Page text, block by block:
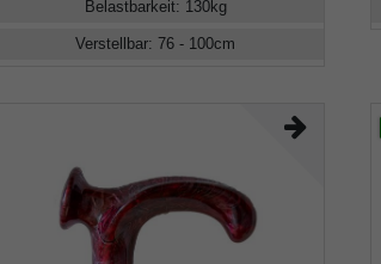
Belastbarkeit: 130kg
Verstellbar: 76 - 100cm